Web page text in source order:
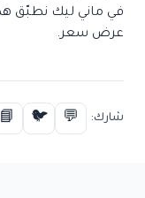
في ماني ليك نطبّق
عرض سعر.
شارك: 💬
🐦
📘